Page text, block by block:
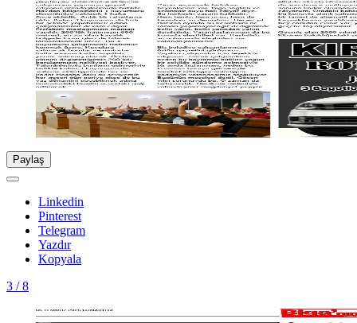
Paylaş
Linkedin
Pinterest
Telegram
Yazdır
Kopyala
3 / 8